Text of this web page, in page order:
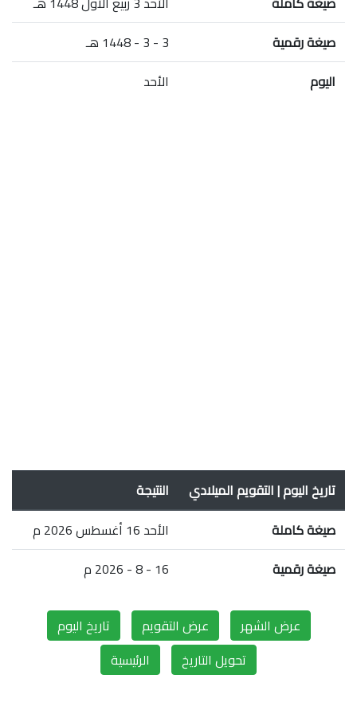
صيغة رقمية
3 - 3 - 1448 هـ
اليوم
الأحد
تاريخ اليوم | التقويم الميلادي
النتيجة
صيغة كاملة
الأحد 16 أغسطس 2026 م
صيغة رقمية
16 - 8 - 2026 م
عرض الشهر عرض التقويم
تاريخ اليوم
تحويل التاريخ
الرئيسية